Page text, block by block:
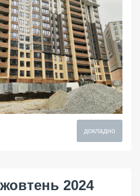
докладно
2024